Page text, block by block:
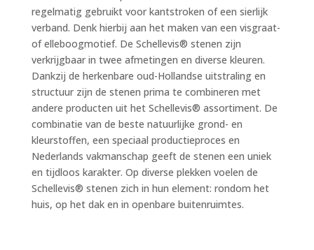
regelmatig gebruikt voor kantstroken of een sierlijk
verband. Denk hierbij aan het maken van een visgraat-
of elleboogmotief. De Schellevis® stenen zijn
verkrijgbaar in twee afmetingen en diverse kleuren.
Dankzij de herkenbare oud-Hollandse uitstraling en
structuur zijn de stenen prima te combineren met
andere producten uit het Schellevis® assortiment. De
combinatie van de beste natuurlijke grond- en
kleurstoffen, een speciaal productieproces en
Nederlands vakmanschap geeft de stenen een uniek
en tijdloos karakter. Op diverse plekken voelen de
Schellevis® stenen zich in hun element: rondom het
huis, op het dak en in openbare buitenruimtes.